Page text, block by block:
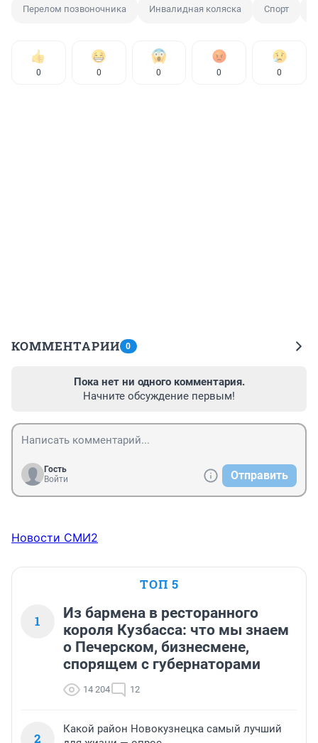
Перелом позвоночника Инвалидная коляска Спорт
0 0 0 0 0
КОММЕНТАРИИ 0
Пока нет ни одного комментария.
Начните обсуждение первым!
Гость
Войти
Отправить
Новости СМИ2
ТОП 5
1
Из бармена в ресторанного
короля Кузбасса: что мы знаем
о Печерском, бизнесмене,
спорящем с губернаторами
14 204 12
2
Какой район Новокузнецка самый лучший